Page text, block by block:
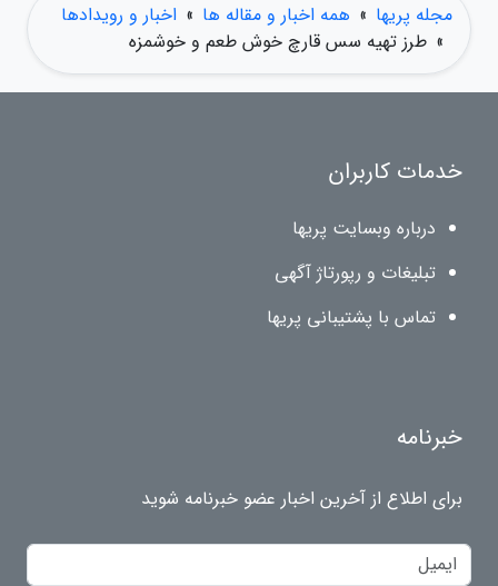
مجله پریها » همه اخبار و مقاله ها » اخبار و رویدادها
» طرز تهیه سس قارچ خوش طعم و خوشمزه
خدمات کاربران
درباره وبسایت پریها
تبلیغات و رپورتاژ آگهی
تماس با پشتیبانی پریها
خبرنامه
برای اطلاع از آخرین اخبار عضو خبرنامه شوید